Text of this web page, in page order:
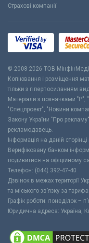
Страхові компанії
© 2008-2026 ТОВ
Копіювання і розміщення
тільки з гіперпосиланням
Матеріали з позначками "Р",
"Спецпроект", "Новини
Закону України "Про
рекламодавець.
Інформація на даній
Верифіковану банком
подивитися на офіційному
Телефон: (044) 392-47-40
Дзвінок в межах території
та міського зв’язку за
Графік роботи: понеділок –
Юридична адреса: Україна,